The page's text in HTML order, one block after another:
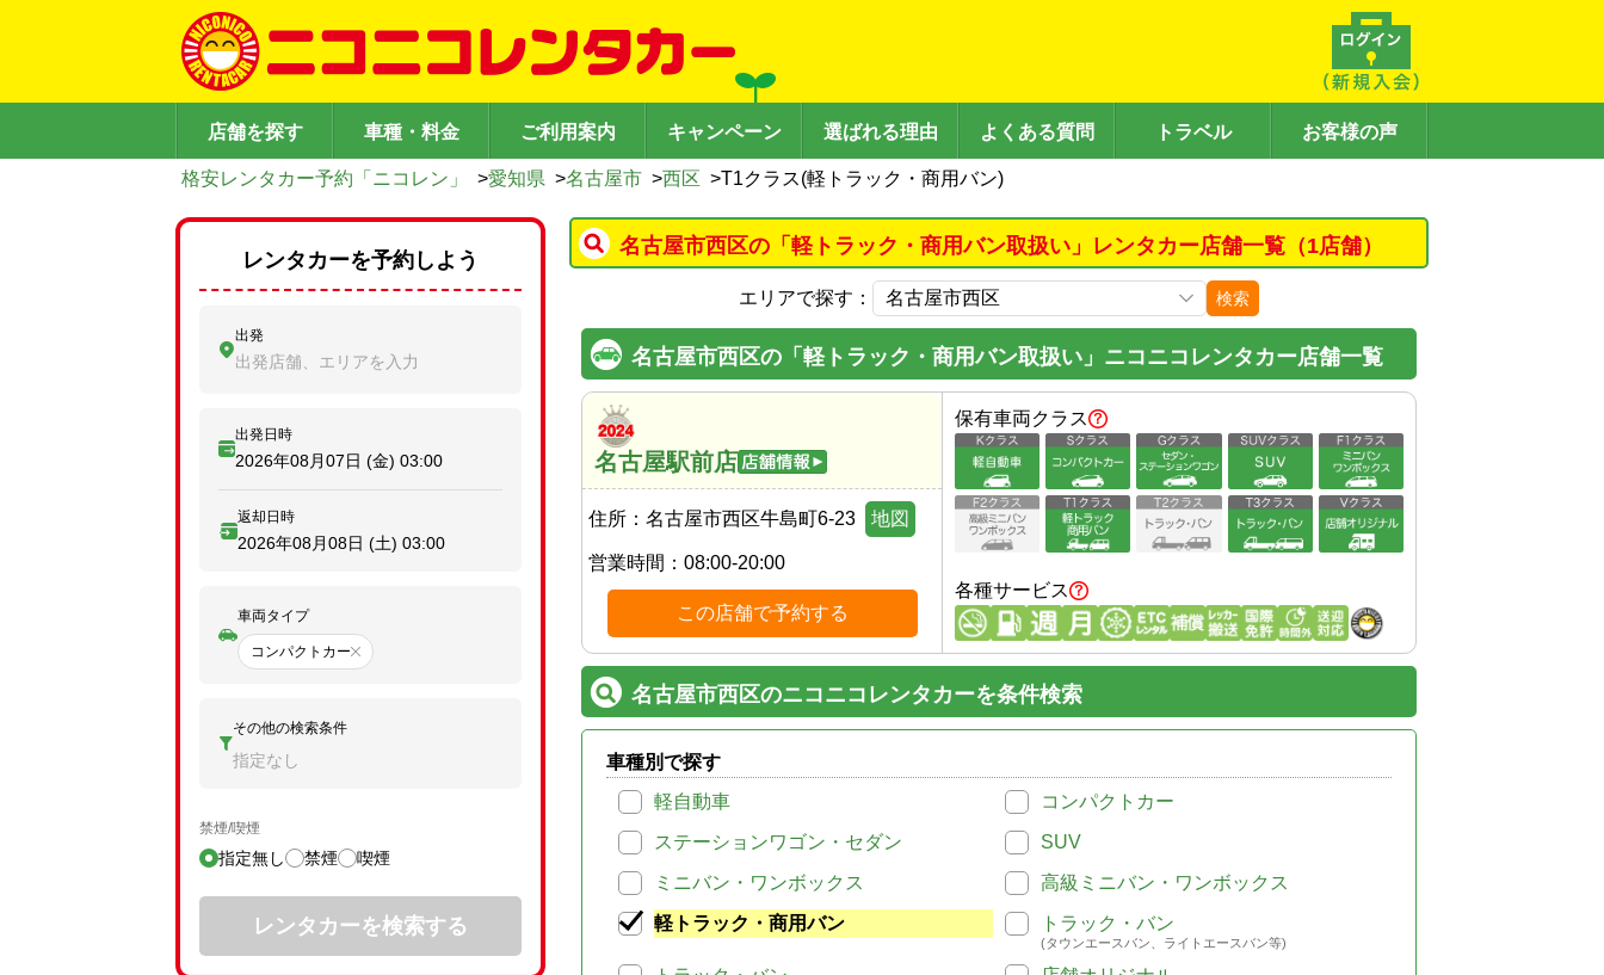
店舗を探す 車種・料金 ご利用案内 キャンペーン 選ばれる理由 よくある質問 トラベル お客様の声
格安レンタカー予約「ニコレン」 >愛知県 >名古屋市 >西区 >T1クラス(軽トラック・商用バン)
名古屋市西区の「軽トラック・商用バン取扱い」レンタカー店舗一覧（1店舗）
エリアで探す： 検索
名古屋市西区の「軽トラック・商用バン取扱い」ニコニコレンタカー店舗一覧
名古屋駅前店
住所： 名古屋市西区牛島町6-23 地図
営業時間： 08:00-20:00
この店舗で予約する
保有車両クラス
各種サービス
名古屋市西区のニコニコレンタカーを条件検索
車種別で探す
軽自動車
コンパクトカー
ステーションワゴン・セダン
SUV
ミニバン・ワンボックス
高級ミニバン・ワンボックス
軽トラック・商用バン
トラック・バン
(タウンエースバン、ライトエースバン等)
レンタカーを予約しよう
出発
出発店舗、エリアを入力
出発日時
2026年08月07日 (金) 03:00
返却日時
2026年08月08日 (土) 03:00
車両タイプ
コンパクトカー
その他の検索条件
指定なし
禁煙/喫煙
指定無し 禁煙 喫煙
レンタカーを検索する